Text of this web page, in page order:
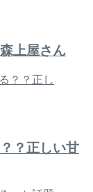
上屋さん
？正しい甘